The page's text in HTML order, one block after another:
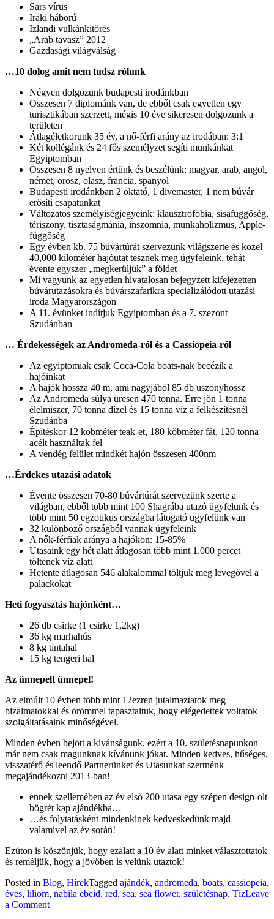
Sars vírus
Iraki háború
Izlandi vulkánkitörés
„Arab tavasz” 2012
Gazdasági világválság
…10 dolog amit nem tudsz rólunk
Négyen dolgozunk budapesti irodánkban
Összesen 7 diplománk van, de ebből csak egyetlen egy
turisztikában szerzett, mégis 10 éve sikeresen dolgozunk a
területen
Átlagéletkorunk 35 év, a nő-férfi arány az irodában: 3:1
Két kollégánk és 24 fős személyzet segíti munkánkat
Egyiptomban
Összesen 8 nyelven értünk és beszélünk: magyar, arab, angol,
német, orosz, olasz, francia, spanyol
Budapesti irodánkban 2 oktató, 1 divemaster, 1 nem búvár
erősíti csapatunkat
Változatos személyiségjegyeink: klausztrofóbia, sisafüggőség,
tériszony, tisztaságmánia, inszomnia, munkaholizmus, Apple-
függőség
Egy évben kb. 75 búvártúrát szervezünk világszerte és közel
40,000 kilométer hajóutat tesznek meg ügyfeleink, tehát
évente egyszer „megkerüljük” a földet
Mi vagyunk az egyetlen hivatalosan bejegyzett kifejezetten
búvárutazásokra és búvárszafarikra specializálódott utazási
iroda Magyarországon
A 11. évünket indítjuk Egyiptomban és a 7. szezont
Szudánban
… Érdekességek az Andromeda-ról és a Cassiopeia-ról
Az egyiptomiak csak Coca-Cola boats-nak becézik a
hajóinkat
A hajók hossza 40 m, ami nagyjából 85 db uszonyhossz
Az Andromeda súlya üresen 470 tonna. Erre jön 1 tonna
élelmiszer, 70 tonna dízel és 15 tonna víz a felkészítésnél
Szudánba
Építéskor 12 köbméter teak-et, 180 köbméter fát, 120 tonna
acélt használtak fel
A vendég felület mindkét hajón összesen 400nm
…Érdekes utazási adatok
Évente összesen 70-80 búvártúrát szervezünk szerte a
világban, ebből több mint 100 Shagrába utazó ügyfelünk és
több mint 50 egzotikus országba látogató ügyfelünk van
32 különböző országból vannak ügyfeleink
A nők-férfiak aránya a hajókon: 15-85%
Utasaink egy hét alatt átlagosan több mint 1.000 percet
töltenek víz alatt
Hetente átlagosan 546 alakalommal töltjük meg levegővel a
palackokat
Heti fogyasztás hajónként…
26 db csirke (1 csirke 1,2kg)
36 kg marhahús
8 kg tintahal
15 kg tengeri hal
Az ünnepelt ünnepel!
Az elmúlt 10 évben több mint 12ezren jutalmaztatok meg
bizalmatokkal és örömmel tapasztaltuk, hogy elégedettek voltatok
szolgáltatásaink minőségével.
Minden évben bejött a kívánságunk, ezért a 10. születésnapunkon
már nem csak magunknak kívánunk jókat. Minden kedves, hűséges,
visszatérő és leendő Partnerünket és Utasunkat szertnénk
megajándékozni 2013-ban!
ennek szellemében az év első 200 utasa egy szépen design-olt
bögrét kap ajándékba…
…és folytatásként mindenkinek kedveskedünk majd
valamivel az év során!
Ezúton is köszönjük, hogy ezalatt a 10 év alatt minket választottatok
és reméljük, hogy a jövőben is velünk utaztok!
Posted in Blog, HírekTagged ajándék, andromeda, boats, cassiopeia,
éves, liliom, nabila ebeid, red, sea, sea flower, születésnap, TízLeave
a Commenton